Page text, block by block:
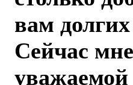
вам
Сейчас